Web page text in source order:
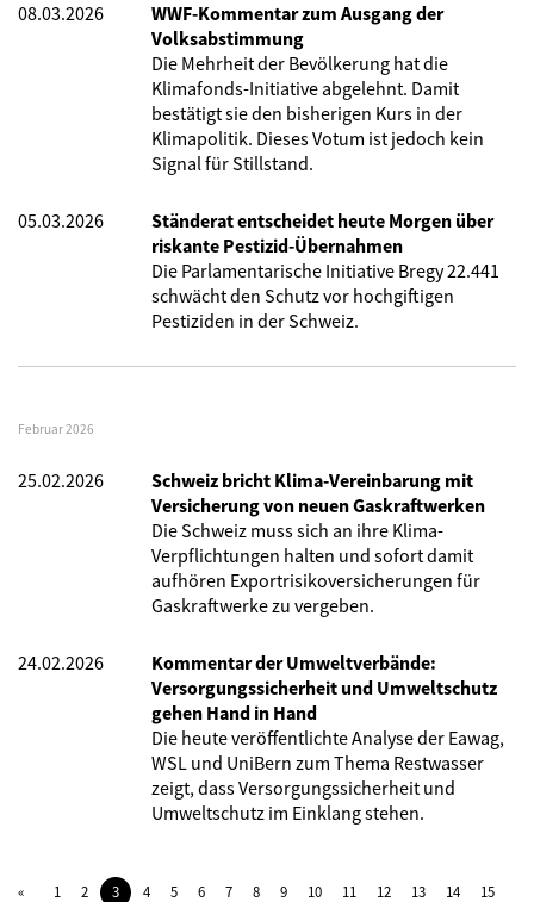
08.03.2026
WWF-Kommentar zum Ausgang der
Volksabstimmung
Die Mehrheit der Bevölkerung hat die
Klimafonds-Initiative abgelehnt. Damit
bestätigt sie den bisherigen Kurs in der
Klimapolitik. Dieses Votum ist jedoch kein
Signal für Stillstand.
05.03.2026
Ständerat entscheidet heute Morgen über
riskante Pestizid-Übernahmen
Die Parlamentarische Initiative Bregy 22.441
schwächt den Schutz vor hochgiftigen
Pestiziden in der Schweiz.
Februar 2026
25.02.2026
Schweiz bricht Klima-Vereinbarung mit
Versicherung von neuen Gaskraftwerken
Die Schweiz muss sich an ihre Klima-
Verpflichtungen halten und sofort damit
aufhören Exportrisikoversicherungen für
Gaskraftwerke zu vergeben.
24.02.2026
Kommentar der Umweltverbände:
Versorgungssicherheit und Umweltschutz
gehen Hand in Hand
Die heute veröffentlichte Analyse der Eawag,
WSL und UniBern zum Thema Restwasser
zeigt, dass Versorgungssicherheit und
Umweltschutz im Einklang stehen.
1 2 3 4 5 6 7 8 9 10 11 12 13 14
15